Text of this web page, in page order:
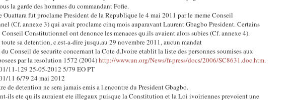
la garde des hommes du commandant Fofie.
Ouattara fut proclame President de la Republique le 4 mai 2011 par le meme Conseil
(Cf. annexe 3) qui avait proclame cinq mois auparavant Laurent Gbagbo President. Certains
Conseil Constitutionnel ont denonce les menaces qu.ils avaient alors subies (Cf. annexe 4).
toute sa detention, c.est-a-dire jusqu.au 29 novembre 2011, aucun mandat
Conseil de securite concernant la Cote d.Ivoire etablit la liste des personnes soumises aux
par la resolution 1572 (2004)http://www.un.org/News/fr-press/docs/2006/SC8631.doc.htm.
11-129 25-05-2012 5/79 EO PT
11 6/79 24 mai 2012
de detention ne sera jamais emis a l.encontre du President Gbagbo.
ils ete qu.ils auraient ete illegaux puisque la Constitution et la Loi ivoiriennes prevoient une